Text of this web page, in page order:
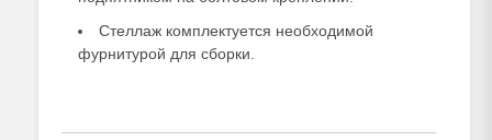
Стеллаж комплектуется необходимой
фурнитурой для сборки.